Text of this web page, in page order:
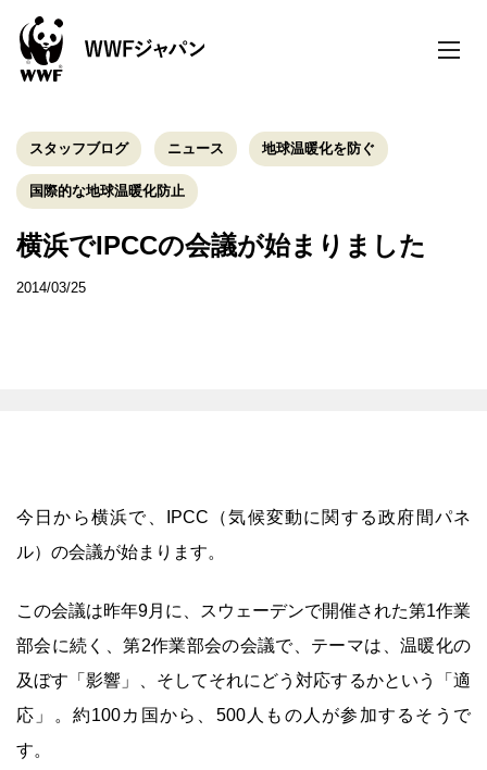
toggle
スタッフブログ ニュース 地球温暖化を防ぐ
国際的な地球温暖化防止
横浜でIPCCの会議が始まりました
2014/03/25
今日から横浜で、IPCC（気候変動に関する政府間パネ
ル）の会議が始まります。
この会議は昨年9月に、スウェーデンで開催された第1作業
部会に続く、第2作業部会の会議で、テーマは、温暖化の
及ぼす「影響」、そしてそれにどう対応するかという「適
応」。約100カ国から、500人もの人が参加するそうで
す。